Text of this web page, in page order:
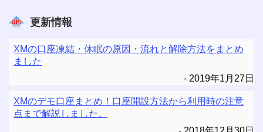
更新情報
XMの口座凍結・休眠の原因・流れと解除方法をまとめ
ました
2019年1月27日
XMのデモ口座まとめ！口座開設方法から利用時の注意
点まで解説しました。